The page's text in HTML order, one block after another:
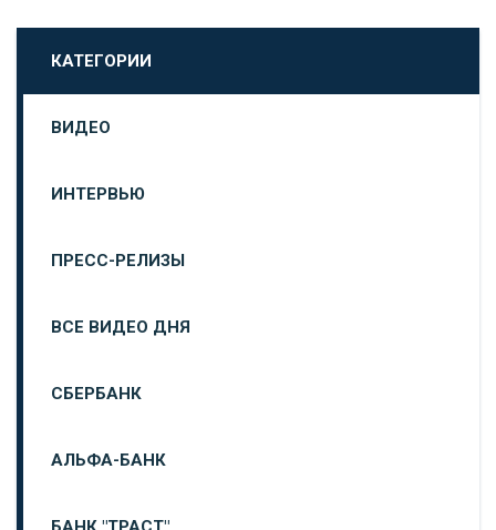
КАТЕГОРИИ
ВИДЕО
ИНТЕРВЬЮ
ПРЕСС-РЕЛИЗЫ
ВСЕ ВИДЕО ДНЯ
СБЕРБАНК
АЛЬФА-БАНК